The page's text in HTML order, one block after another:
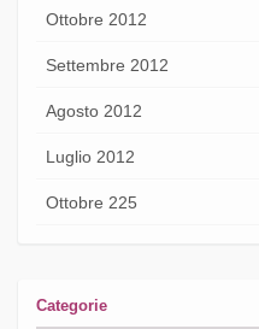
Ottobre 2012
Settembre 2012
Agosto 2012
Luglio 2012
Ottobre 225
Categorie